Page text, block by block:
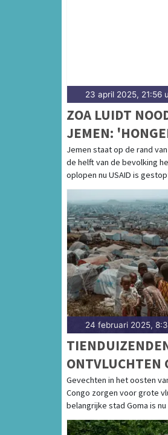
23 april 2025, 21:56
ZOA LUIDT
JEMEN:
DOOR
Jemen staat op de rand
de helft van de bevolking
oplopen nu USAID is
24 februari 2025,
ONTVLUCHTEN
BURUNDI
Gevechten in het oosten
Congo zorgen voor grote
belangrijke stad Goma is